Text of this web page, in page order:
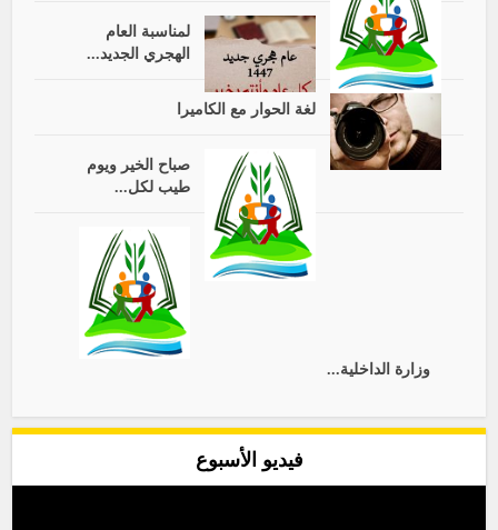
لمناسبة العام
الهجري الجديد...
لغة الحوار مع الكاميرا
صباح الخير ويوم
طيب لكل...
وزارة الداخلية...
فيديو الأسبوع